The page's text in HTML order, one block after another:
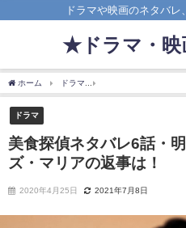
ドラマや映画のネタバ
★ドラマ・
ホーム ドラマ
ドラマ
美食探偵ネタバレ6話・
ズ・マリアの返事は！
2020年4月25日 2021年7月8日